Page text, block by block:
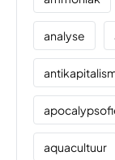
analyse
aquacultuur